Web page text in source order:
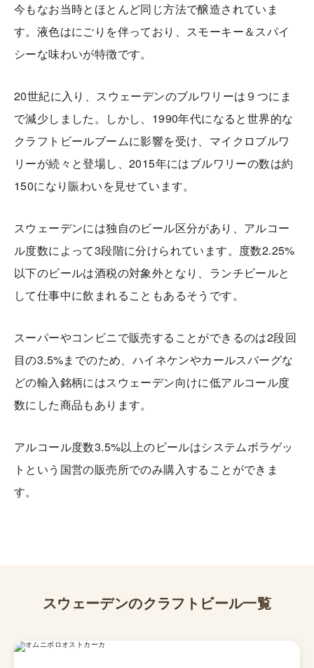
今もなお当時とほとんど同じ方法で醸造されていま
す。液色はにごりを伴っており、スモーキー＆スパイ
シーな味わいが特徴です。
20世紀に入り、スウェーデンのブルワリーは９つにま
で減少しました。しかし、1990年代になると世界的な
クラフトビールブームに影響を受け、マイクロブルワ
リーが続々と登場し、2015年にはブルワリーの数は約
150になり賑わいを見せています。
スウェーデンには独自のビール区分があり、アルコー
ル度数によって3段階に分けられています。度数2.25%
以下のビールは酒税の対象外となり、ランチビールと
して仕事中に飲まれることもあるそうです。
スーパーやコンビニで販売することができるのは2段回
目の3.5%までのため、ハイネケンやカールスバーグな
どの輸入銘柄にはスウェーデン向けに低アルコール度
数にした商品もあります。
アルコール度数3.5%以上のビールはシステムボラゲッ
トという国営の販売所でのみ購入することができま
す。
スウェーデンのクラフトビール一覧